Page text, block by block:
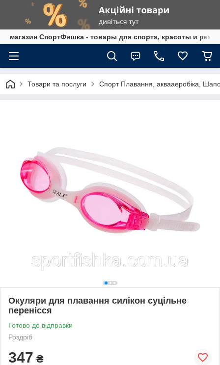
магазин СпортФишка - товары для спорта, красоты и
Товари та послуги Спорт Плавання, аквааеробіка,
Окуляри для плавання силікон суцільне
перенісся
Готово до відправки
Роздріб
347 ₴